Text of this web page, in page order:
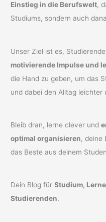
Einstieg in die Berufswelt,
Studiums, sondern auch
Unser Ziel ist es,
motivierende Impulse und
die Hand zu geben, um das
und dabei den Alltag leichter
Bleib dran, lerne clever und
optimal organisieren, deine
das Beste aus deinem
Dein Blog fürStudium,
Studierenden.